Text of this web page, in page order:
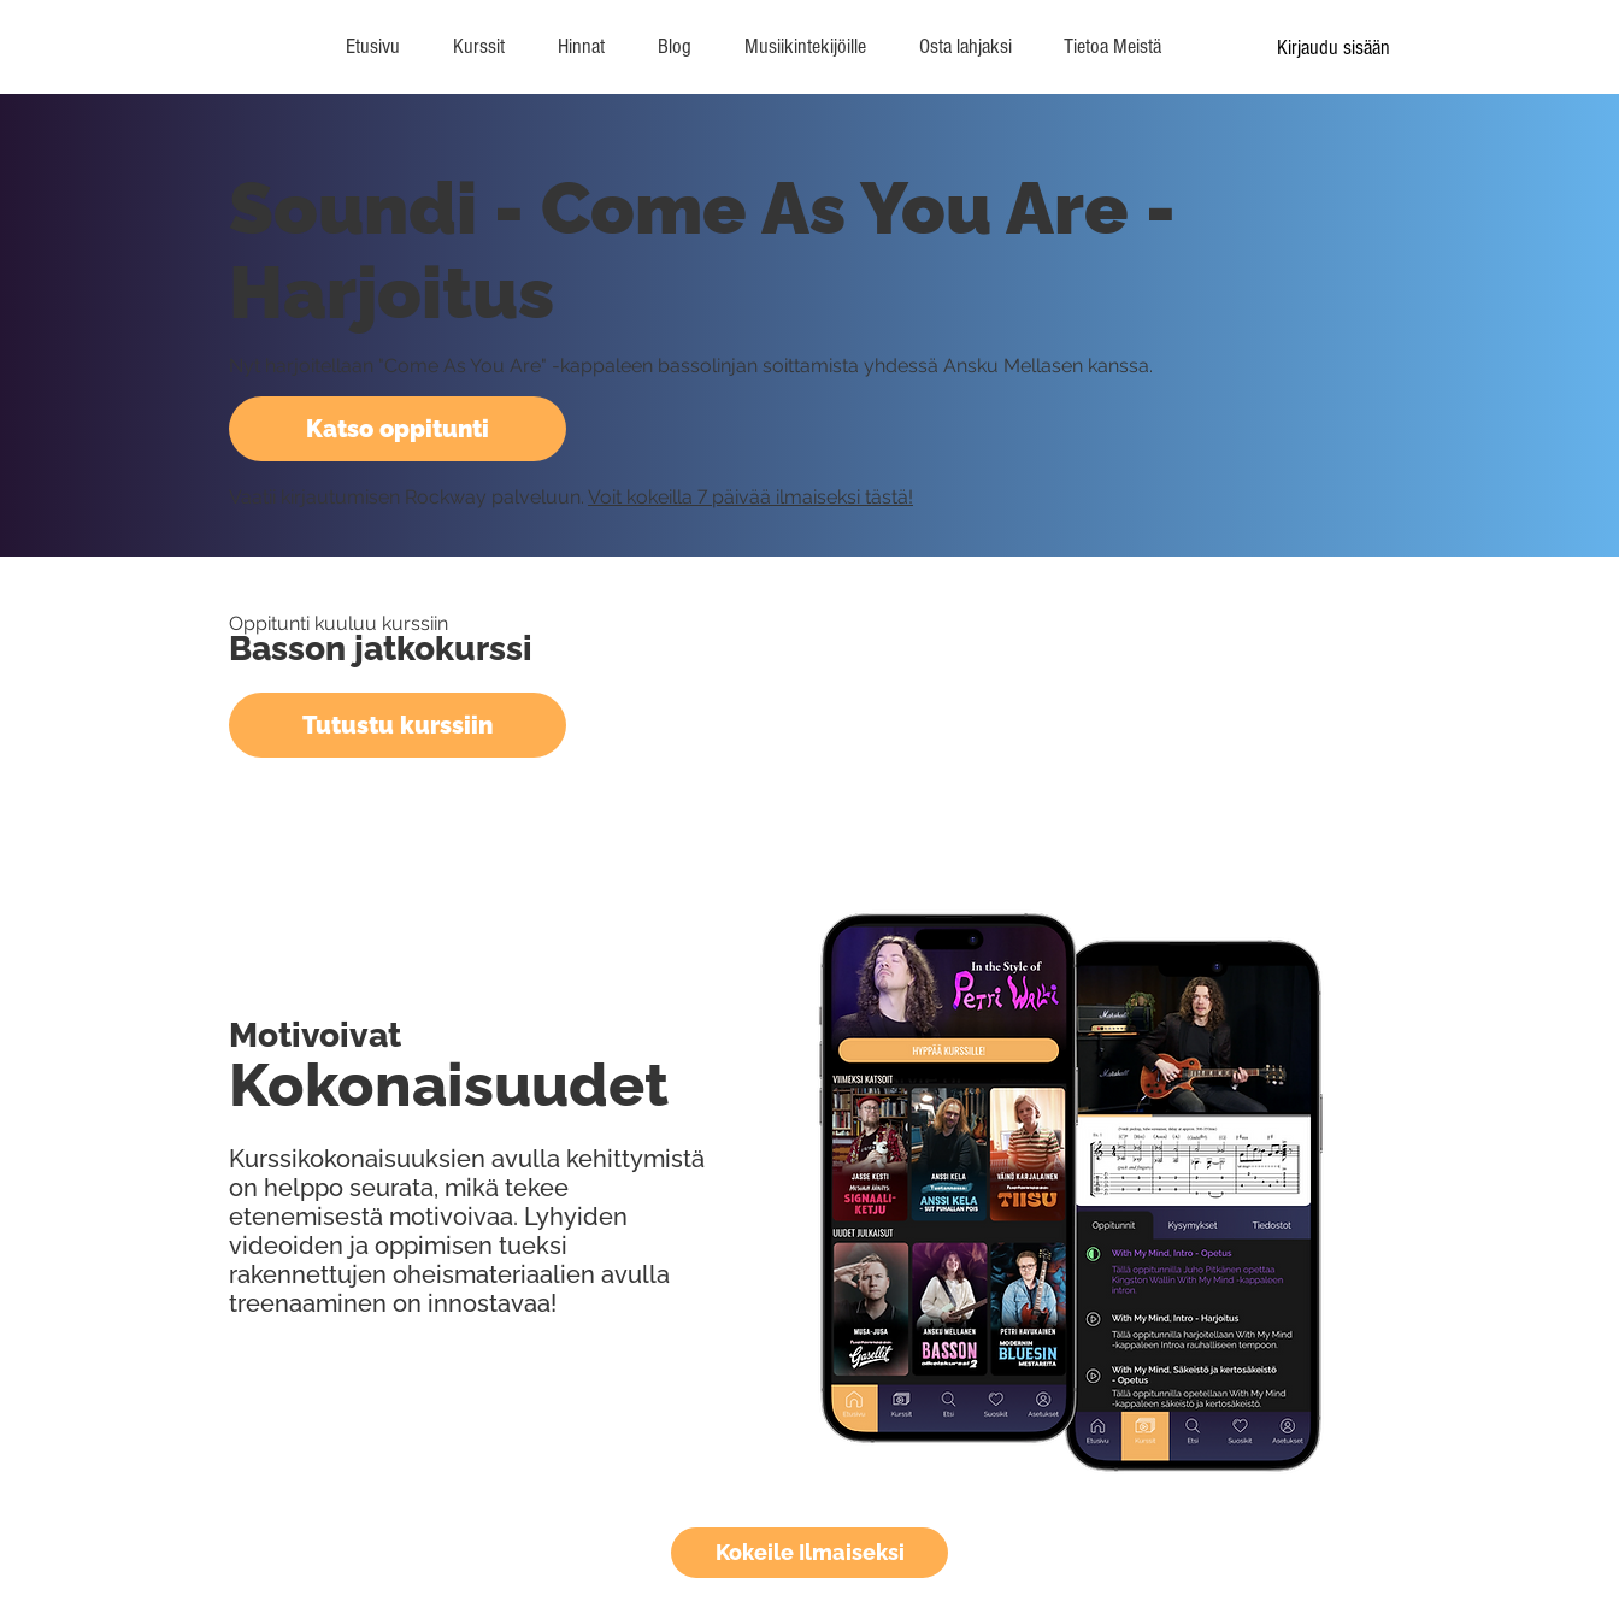
Etusivu Kurssit Hinnat Blog Musiikintekijöille Osta lahjaksi Tietoa Meistä Kirjaudu sisään
Kokeile Ilmaiseksi
Katso oppitunti
Soundi - Come As You Are -
Harjoitus
Nyt harjoitellaan "Come As You Are" -kappaleen bassolinjan soittamista yhdessä Ansku Mellasen kanssa.
Vaatii kirjautumisen Rockway palveluun. Voit kokeilla 7 päivää ilmaiseksi tästä!
Oppitunti kuuluu kurssiin
Basson jatkokurssi
Tutustu kurssiin
Kurssikokonaisuuksien avulla kehittymistä
on helppo seurata, mikä tekee
etenemisestä motivoivaa. Lyhyiden
videoiden ja oppimisen tueksi
rakennettujen oheismateriaalien avulla
treenaaminen on innostavaa!
Kokonaisuudet
Motivoivat